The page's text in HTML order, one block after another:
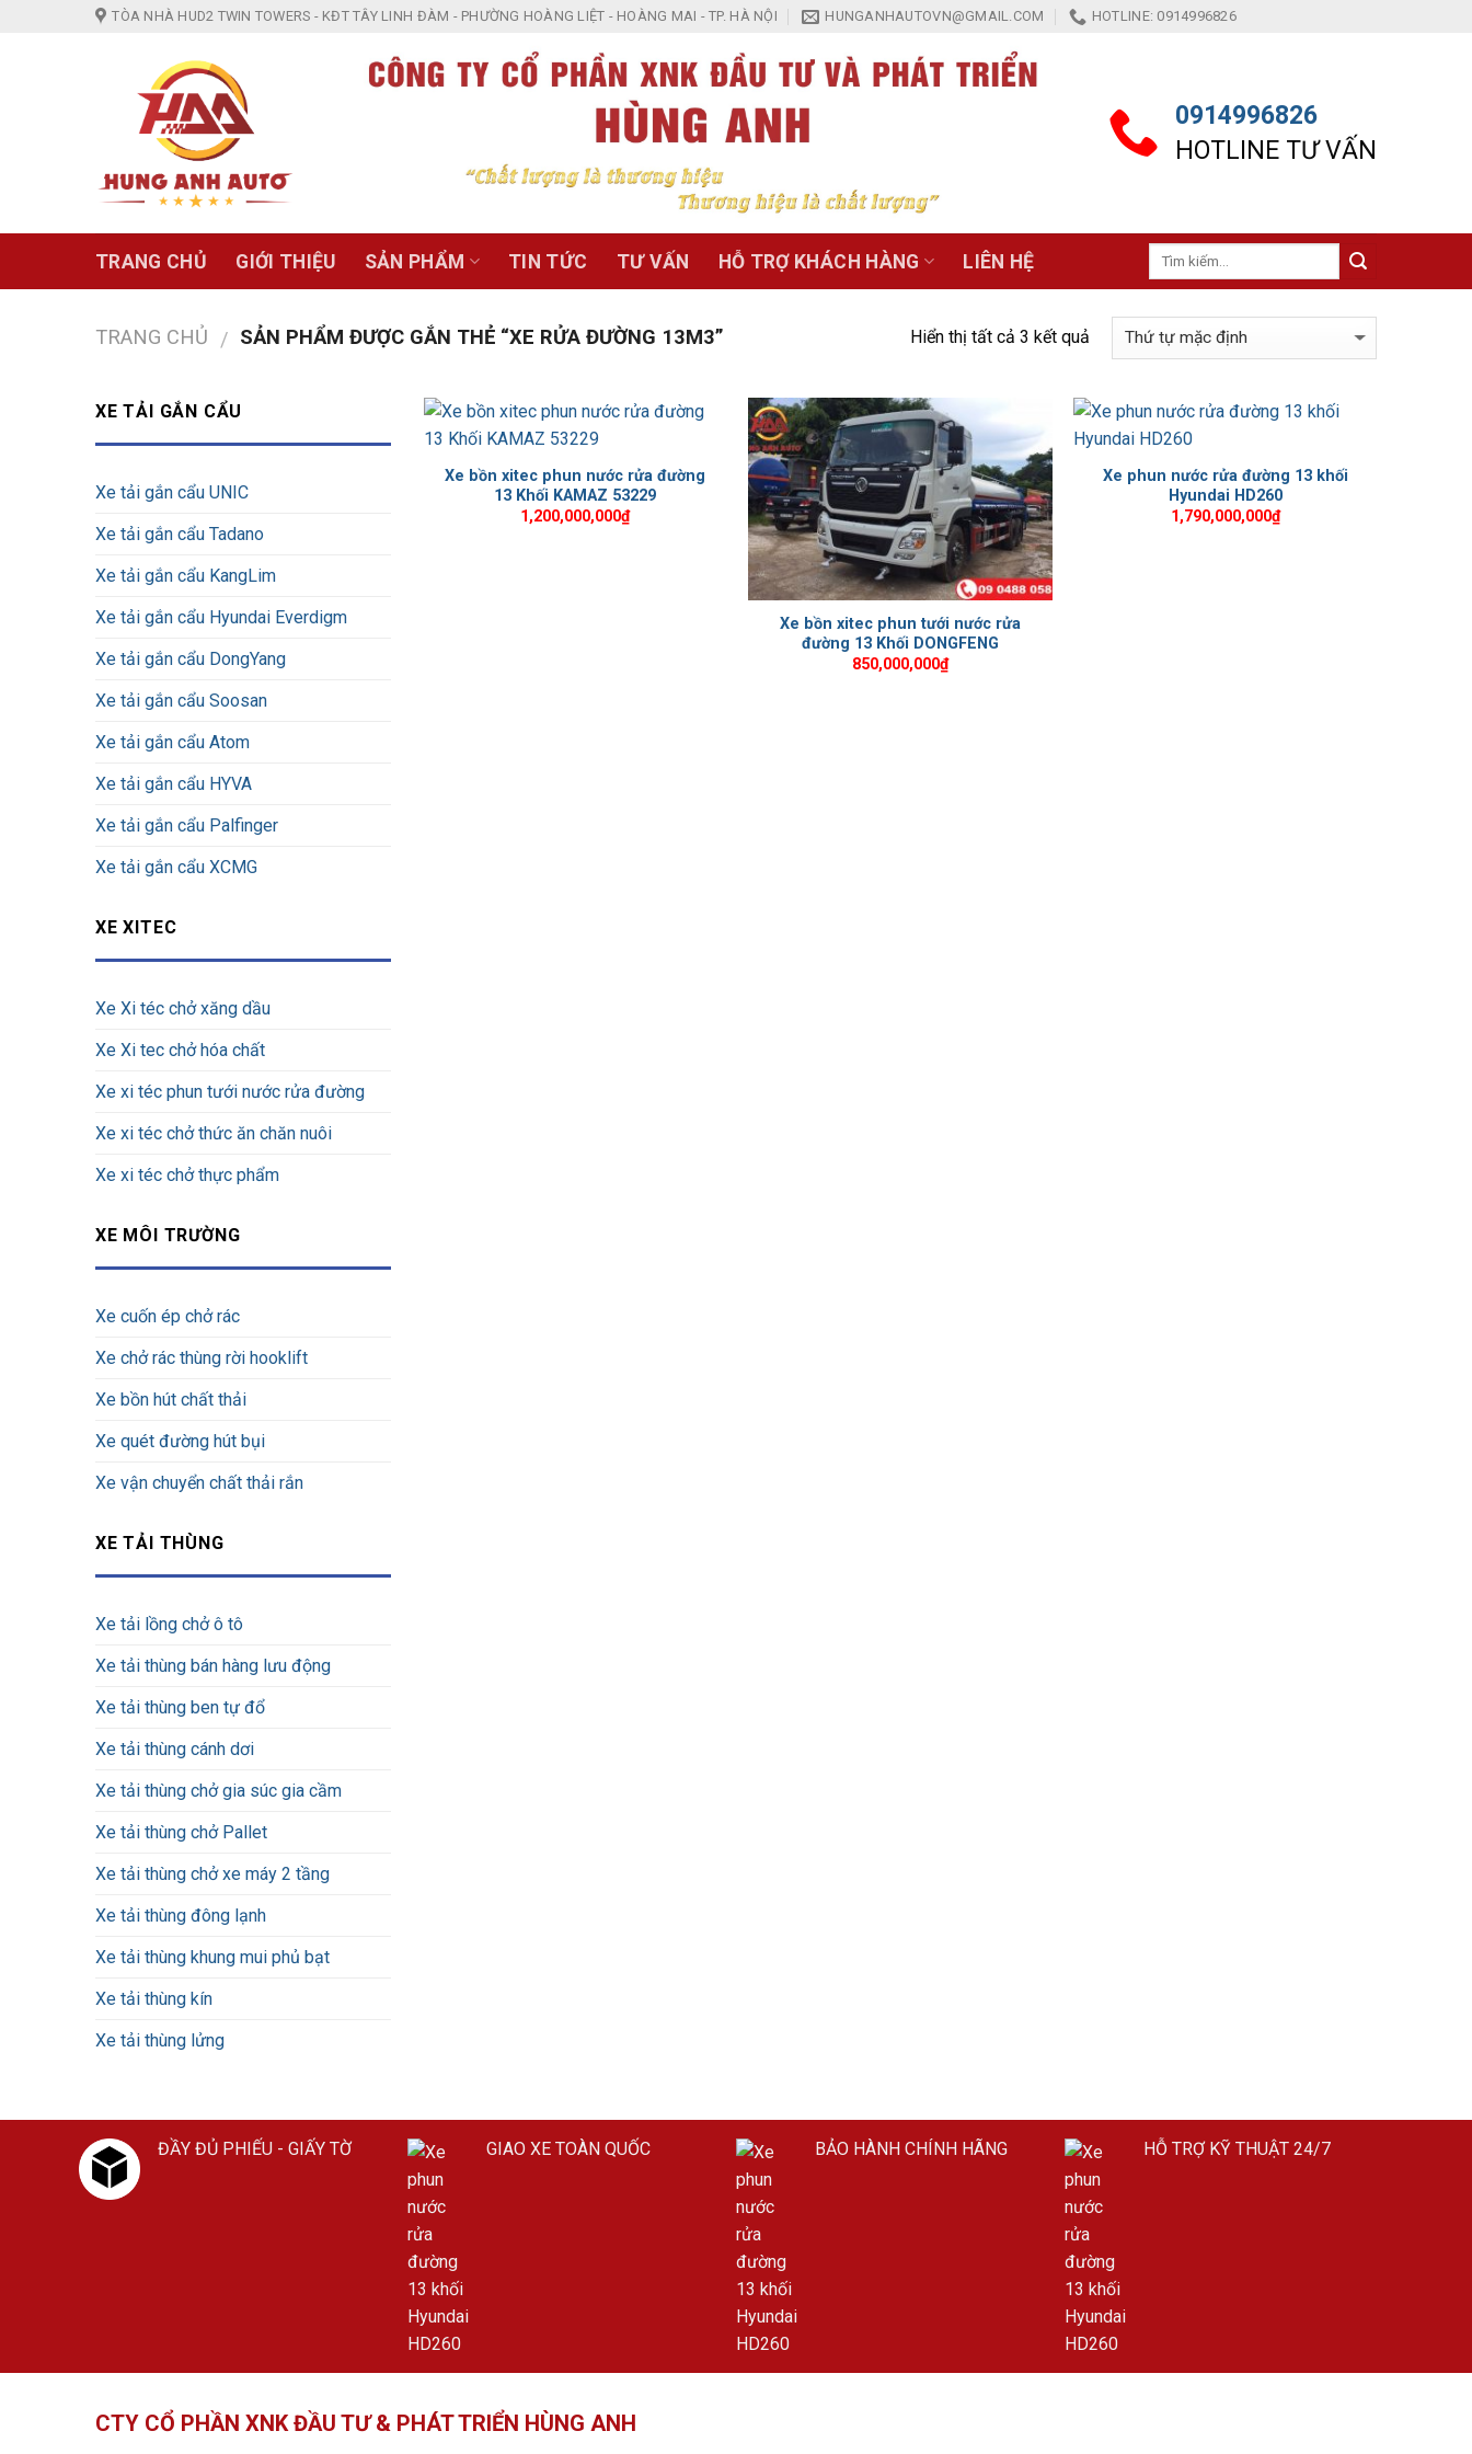
TÒA NHÀ HUD2 TWIN TOWERS - KĐT TÂY LINH ĐÀM - PHƯỜNG HOÀNG LIỆT - HOÀNG MAI - TP. HÀ NỘI HUNGANHAUTOVN@GMAIL.COM HOTLINE: 0914996826
0914996826
HOTLINE TƯ VẤN
TRANG CHỦ GIỚI THIỆU SẢN PHẨM TIN TỨC TƯ VẤN HỖ TRỢ KHÁCH HÀNG LIÊN HỆ
Tìm
TRANG CHỦ / SẢN PHẨM ĐƯỢC GẮN THẺ “XE RỬA ĐƯỜNG 13M3” Hiển thị tất cả 3 kết quả
XE TẢI GẮN CẨU
Xe tải gắn cẩu UNIC
Xe tải gắn cẩu Tadano
Xe tải gắn cẩu KangLim
Xe tải gắn cẩu Hyundai Everdigm
Xe tải gắn cẩu DongYang
Xe tải gắn cẩu Soosan
Xe tải gắn cẩu Atom
Xe tải gắn cẩu HYVA
Xe tải gắn cẩu Palfinger
Xe tải gắn cẩu XCMG
XE XITEC
Xe Xi téc chở xăng dầu
Xe Xi tec chở hóa chất
Xe xi téc phun tưới nước rửa đường
Xe xi téc chở thức ăn chăn nuôi
Xe xi téc chở thực phẩm
XE MÔI TRƯỜNG
Xe cuốn ép chở rác
Xe chở rác thùng rời hooklift
Xe bồn hút chất thải
Xe quét đường hút bụi
Xe vận chuyển chất thải rắn
XE TẢI THÙNG
Xe tải lồng chở ô tô
Xe tải thùng bán hàng lưu động
Xe tải thùng ben tự đổ
Xe tải thùng cánh dơi
Xe tải thùng chở gia súc gia cầm
Xe tải thùng chở Pallet
Xe tải thùng chở xe máy 2 tầng
Xe tải thùng đông lạnh
Xe tải thùng khung mui phủ bạt
Xe tải thùng kín
Xe tải thùng lửng
Wishlist
Xe bồn xitec phun nước rửa đường
13 Khối KAMAZ 53229
1,200,000,000₫
Add to
Wishlist
Xe bồn xitec phun tưới nước rửa
đường 13 Khối DONGFENG
850,000,000₫
Wishlist
Xe phun nước rửa đường 13 khối
Hyundai HD260
1,790,000,000₫
ĐẦY ĐỦ PHIẾU - GIẤY TỜ GIAO XE TOÀN QUỐC BẢO HÀNH CHÍNH HÃNG HỖ TRỢ KỸ THUẬT 24/7
CTY CỔ PHẦN XNK ĐẦU TƯ & PHÁT TRIỂN HÙNG ANH